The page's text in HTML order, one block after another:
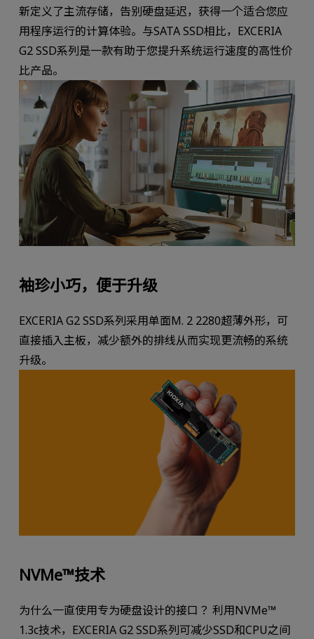
新定义了主流存储，告别硬盘延迟，获得一个适合您应
用程序运行的计算体验。与SATA SSD相比，EXCERIA
G2 SSD系列是一款有助于您提升系统运行速度的高性价
比产品。
袖珍小巧，便于升级
EXCERIA G2 SSD系列采用单面M. 2 2280超薄外形，可
直接插入主板，减少额外的排线从而实现更流畅的系统
升级。
NVMe™技术
为什么一直使用专为硬盘设计的接口？ 利用NVMe™
1.3c技术，EXCERIA G2 SSD系列可减少SSD和CPU之间